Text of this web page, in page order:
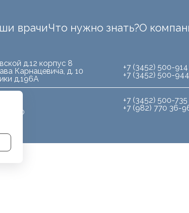
врачиЧто нужно знать?О
д.12 корпус 8
Карнацевича, д. 10
д.196А
д. 10
+7 (3452) 500-914
+7 (3452) 500-944
+7 (3452) 500-735
+7 (982) 770 36-